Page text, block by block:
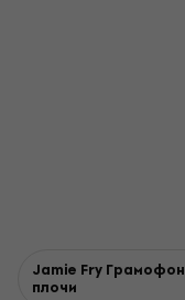
Jamie Fry
плочи